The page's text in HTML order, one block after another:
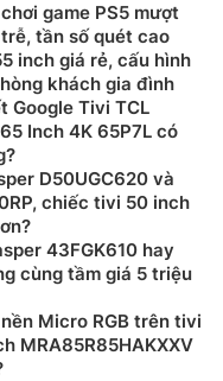
game PS5 mượt
tần số quét cao
inch giá rẻ, cấu hình
khách gia đình
Google Tivi TCL
Inch 4K 65P7L có
D50UGC620 và
chiếc tivi 50 inch
43FGK610 hay
cùng tầm giá 5 triệu
Micro RGB trên tivi
MRA85R85HAKXXV